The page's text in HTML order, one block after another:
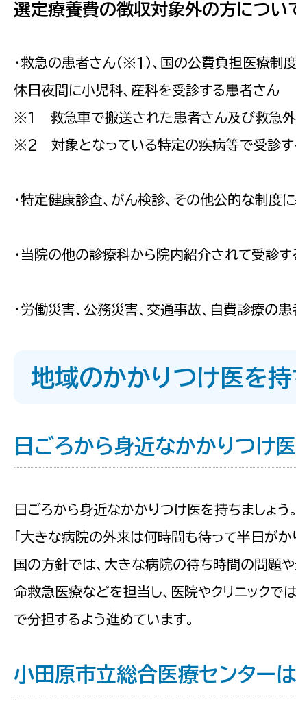
選定療養費の徴収対象外の方につい
・救急の患者さん（※1）、国の公費負担医療
休日夜間に小児科、産科を受診する患者さん
※1 救急車で搬送された患者さん及び救急外
※2 対象となっている特定の疾病等で受診す
・特定健康診査、がん検診、その他公的な制
・当院の他の診療科から院内紹介されて受診
・労働災害、公務災害、交通事故、自費診療の
地域のかかりつけ医を持
日ごろから身近なかかりつけ
日ごろから身近なかかりつけ医を持ちましょう。
「大きな病院の外来は何時間も待って半日が
国の方針では、大きな病院の待ち時間の問題
命救急医療などを担当し、医院やクリニック
で分担するよう進めています。
小田原市立総合医療センター